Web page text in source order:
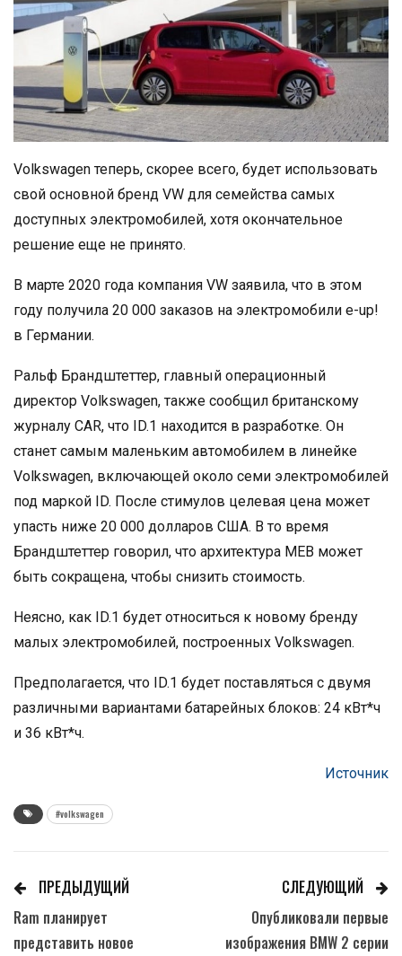
Volkswagen теперь, скорее всего, будет использовать
свой основной бренд VW для семейства самых
доступных электромобилей, хотя окончательное
решение еще не принято.
В марте 2020 года компания VW заявила, что в этом
году получила 20 000 заказов на электромобили e-up!
в Германии.
Ральф Брандштеттер, главный операционный
директор Volkswagen, также сообщил британскому
журналу CAR, что ID.1 находится в разработке. Он
станет самым маленьким автомобилем в линейке
Volkswagen, включающей около семи электромобилей
под маркой ID. После стимулов целевая цена может
упасть ниже 20 000 долларов США. В то время
Брандштеттер говорил, что архитектура MEB может
быть сокращена, чтобы снизить стоимость.
Неясно, как ID.1 будет относиться к новому бренду
малых электромобилей, построенных Volkswagen.
Предполагается, что ID.1 будет поставляться с двумя
различными вариантами батарейных блоков: 24 кВт*ч
и 36 кВт*ч.
Источник
#volkswagen
ПРЕДЫДУЩИЙ
Ram планирует
представить новое
СЛЕДУЮЩИЙ
Опубликовали первые
изображения BMW 2 серии